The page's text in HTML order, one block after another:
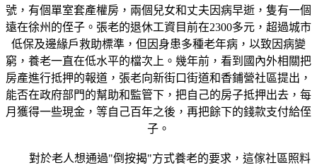
號，有個單室套產權房，兩個兒女和丈夫因病早逝，隻有一個
遠在徐州的侄子。張老的退休工資目前在2300多元，超過城市
低保及邊緣戶救助標準，但因身患多種老年病，以致因病變
窮，養老一直在低水平的檔次上。幾年前，看到國內外相關把
房產進行抵押的報道，張老向新街口街道和香鋪營社區提出，
能否在政府部門的幫助和監管下，把自己的房子抵押出去，每
月獲得一些現金，等自己百年之後，再把餘下的錢款支付給侄
子。
對於老人想通過"倒按揭"方式養老的要求，這傢社區照料